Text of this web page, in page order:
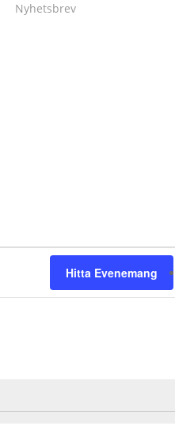
Nyhetsbrev
Hitta Evenemang